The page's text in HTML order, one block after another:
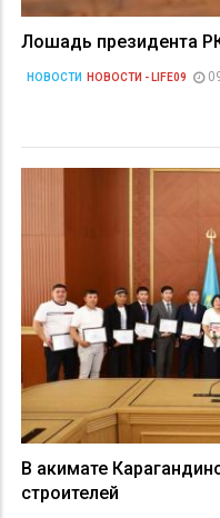
Лошадь президента
НОВОСТИ НОВОСТИ - LIFE09
В акимате
строителей